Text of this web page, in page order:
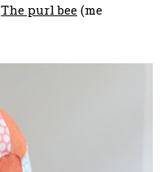
The purl bee (me